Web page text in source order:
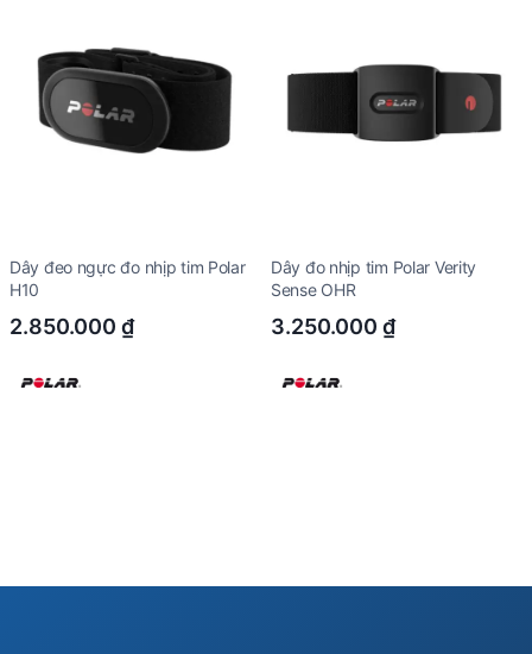
Dây đeo ngực đo nhịp tim Polar
H10
2.850.000 ₫
Dây đo nhịp tim Polar Verity
Sense OHR
3.250.000 ₫